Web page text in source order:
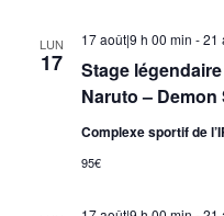
LUN
17
Stage
Naruto – Demon
17 août|9 h 00 min -21
Complexe sportif de
95€